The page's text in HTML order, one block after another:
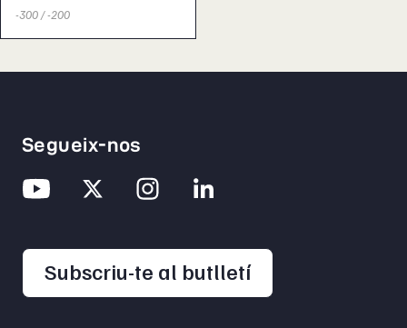
-300 / -200
Segueix-nos
Subscriu-te al butlletíopens in a new